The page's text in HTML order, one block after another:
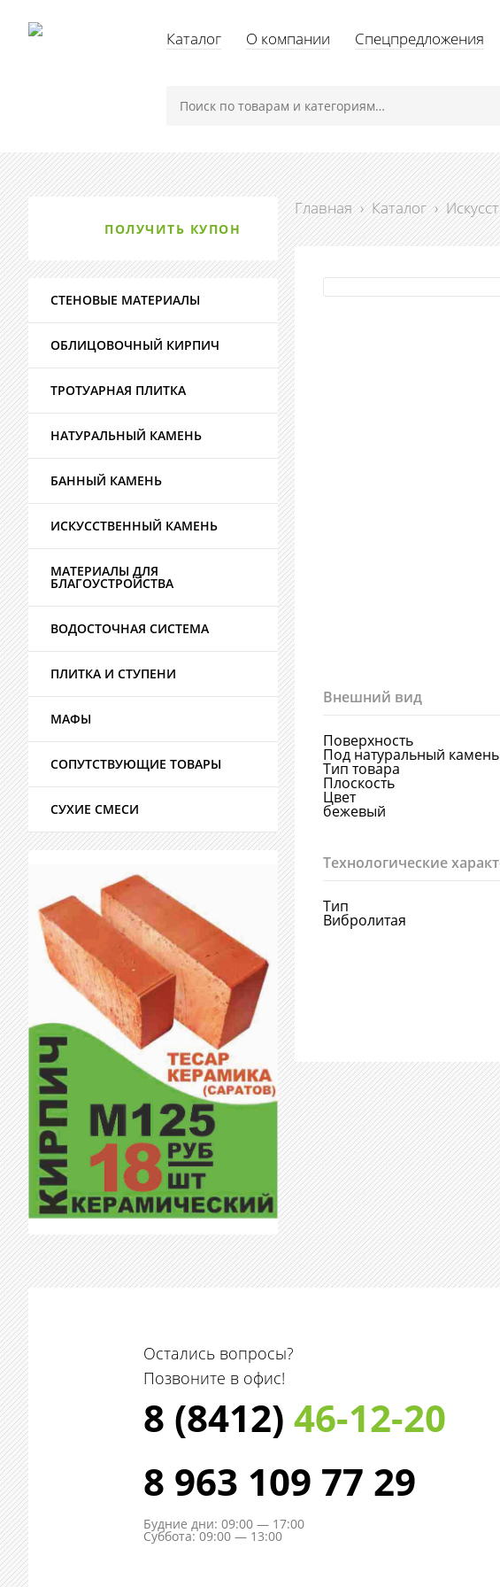
Каталог О компании Спецпредложения
Главная › Каталог ›
Внешний вид
Поверхность
Под натуральный камень
Тип товара
Плоскость
Цвет
бежевый
Технологические
Тип
Вибролитая
ПОЛУЧИТЬ КУПОН
СТЕНОВЫЕ МАТЕРИАЛЫ
ОБЛИЦОВОЧНЫЙ КИРПИЧ
ТРОТУАРНАЯ ПЛИТКА
НАТУРАЛЬНЫЙ КАМЕНЬ
БАННЫЙ КАМЕНЬ
ИСКУССТВЕННЫЙ КАМЕНЬ
МАТЕРИАЛЫ ДЛЯ
БЛАГОУСТРОЙСТВА
ВОДОСТОЧНАЯ СИСТЕМА
ПЛИТКА И СТУПЕНИ
МАФЫ
СОПУТСТВУЮЩИЕ ТОВАРЫ
СУХИЕ СМЕСИ
Остались вопросы?
Позвоните в офис!
8 (8412) 46-12-20
8 963 109 77 29
Будние дни: 09:00 — 17:00
Суббота: 09:00 — 13:00